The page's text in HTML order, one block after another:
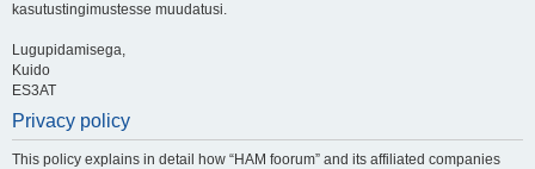
kasutustingimustesse muudatusi.
Lugupidamisega,
Kuido
ES3AT
Privacy policy
This policy explains in detail how “HAM foorum” and its affiliated companies